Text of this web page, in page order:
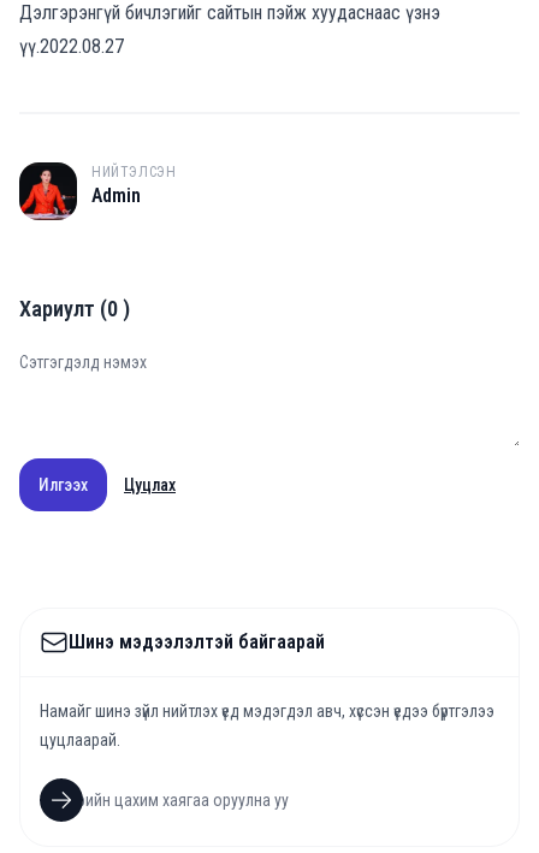
Дэлгэрэнгүй бичлэгийг сайтын пэйж хуудаснаас үзнэ
үү.2022.08.27
A
НИЙТЭЛСЭН
Admin
Хариулт (0)
Илгээх Цуцлах
Шинэ мэдээлэлтэй байгаарай
Намайг шинэ зүйл нийтлэх үед мэдэгдэл авч, хүссэн үедээ бүртгэлээ
цуцлаарай.